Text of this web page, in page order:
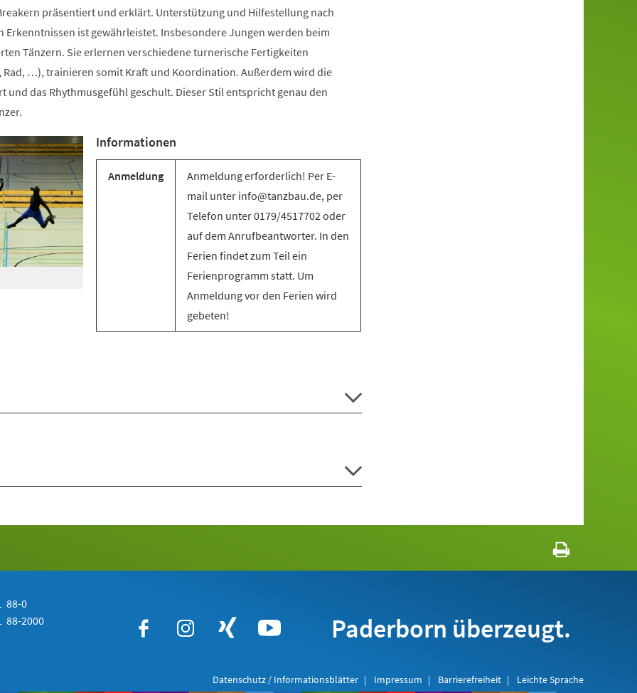
präsentiert und erklärt. Unterstützung und Hilfestellung nach
ist gewährleistet. Insbesondere Jungen werden beim
Tänzern. Sie erlernen verschiedene turnerische Fertigkeiten
Rad, …), trainieren somit Kraft und Koordination. Außerdem wird die
und das Rhythmusgefühl geschult. Dieser Stil entspricht genau den
Informationen
Anmeldung
Anmeldung erforderlich! Per E-
mail unter info@tanzbau.de, per
Telefon unter 0179/4517702 oder
auf dem Anrufbeantworter. In den
Ferien findet zum Teil ein
Ferienprogramm statt. Um
Anmeldung vor den Ferien wird
gebeten!
88-0
88-2000 Paderborn überzeugt.
Datenschutz / Informationsblätter Impressum Barrierefreiheit Leichte Sprache